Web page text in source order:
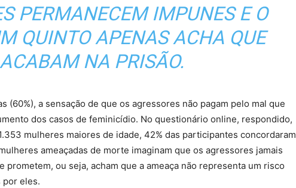
PERMANECEM IMPUNES E O
QUINTO APENAS ACHA QUE
ACABAM NA PRISÃO.
(60%), a sensação de que os agressores não pagam pelo mal que
dos casos de feminicídio. No questionário online, respondido,
mulheres maiores de idade, 42% das participantes concordaram
ameaçadas de morte imaginam que os agressores jamais
prometem, ou seja, acham que a ameaça não representa um risco
por eles.